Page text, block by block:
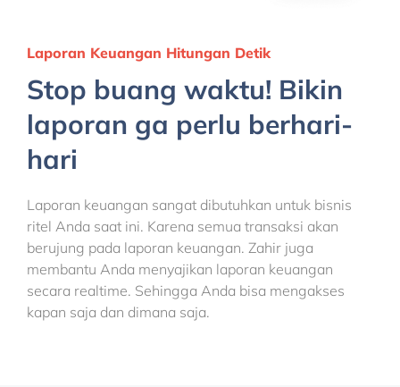
Laporan Keuangan Hitungan Detik
Stop buang waktu! Bikin
laporan ga perlu berhari-
hari
Laporan keuangan sangat dibutuhkan untuk bisnis
ritel Anda saat ini. Karena semua transaksi akan
berujung pada laporan keuangan. Zahir juga
membantu Anda menyajikan laporan keuangan
secara realtime. Sehingga Anda bisa mengakses
kapan saja dan dimana saja.